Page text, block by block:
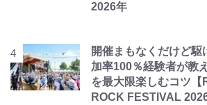
2026年
開催まもなくだけど駆
加率100％経験者が教
を最大限楽しむコツ【
ROCK FESTIVAL